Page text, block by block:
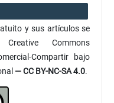
y sus artículos se
Commons
Compartir bajo
— CC BY-NC-SA 4.0.